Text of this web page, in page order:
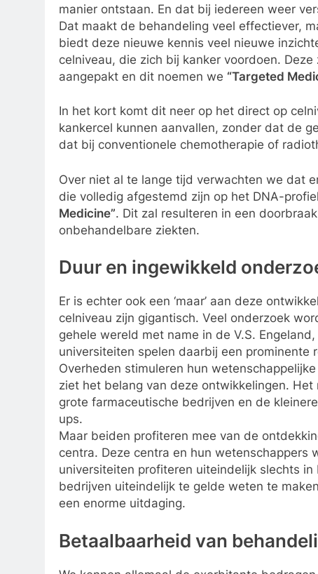
manier ontstaan. En dat bij iedereen weer
Dat maakt de behandeling veel effectiever,
biedt deze nieuwe kennis veel nieuwe
celniveau, die zich bij kanker voordoen.
aangepakt en dit noemen we “Targeted
In het kort komt dit neer op het direct op
kankercel kunnen aanvallen, zonder dat de
dat bij conventionele chemotherapie of
Over niet al te lange tijd verwachten we dat
die volledig afgestemd zijn op het DNA-
Medicine”. Dit zal resulteren in een
onbehandelbare ziekten.
Duur en ingewikkeld
Er is echter ook een ‘maar’ aan deze
celniveau zijn gigantisch. Veel onderzoek
gehele wereld met name in de V.S.
universiteiten spelen daarbij een prominente
Overheden stimuleren hun
ziet het belang van deze ontwikkelingen.
grote farmaceutische bedrijven en de
ups.
Maar beiden profiteren mee van de
centra. Deze centra en hun
universiteiten profiteren uiteindelijk slechts
bedrijven uiteindelijk te gelde weten te
een enorme uitdaging.
Betaalbaarheid van